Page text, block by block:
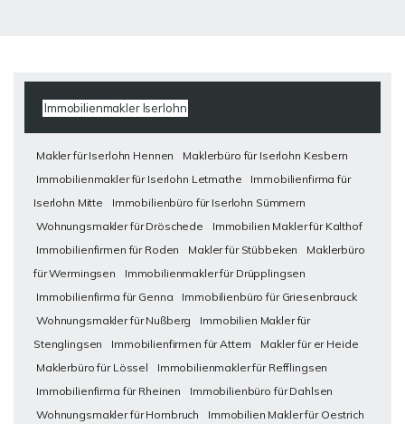
Immobilienmakler Iserlohn
Makler für Iserlohn Hennen
Maklerbüro für Iserlohn Kesbern
Immobilienmakler für Iserlohn Letmathe
Immobilienfirma für
Iserlohn Mitte
Immobilienbüro für Iserlohn Sümmern
Wohnungsmakler für Dröschede
Immobilien Makler für Kalthof
Immobilienfirmen für Roden
Makler für Stübbeken
Maklerbüro
für Wermingsen
Immobilienmakler für Drüpplingsen
Immobilienfirma für Genna
Immobilienbüro für Griesenbrauck
Wohnungsmakler für Nußberg
Immobilien Makler für
Stenglingsen
Immobilienfirmen für Attern
Makler für er Heide
Maklerbüro für Lössel
Immobilienmakler für Refflingsen
Immobilienfirma für Rheinen
Immobilienbüro für Dahlsen
Wohnungsmakler für Hombruch
Immobilien Makler für Oestrich